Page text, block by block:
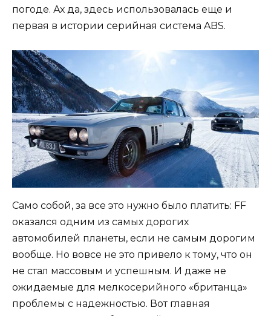
погоде. Ах да, здесь использовалась еще и
первая в истории серийная система ABS.
Само собой, за все это нужно было платить: FF
оказался одним из самых дорогих
автомобилей планеты, если не самым дорогим
вообще. Но вовсе не это привело к тому, что он
не стал массовым и успешным. И даже не
ожидаемые для мелкосерийного «британца»
проблемы с надежностью. Вот главная